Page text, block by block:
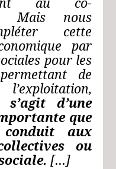
Mais nous
cette
par
pour les
de
d’une
que
aux
ou
[…]